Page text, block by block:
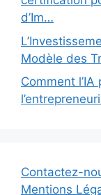
d’Im…
Modèle des
Comment
Contactez-
Mentions